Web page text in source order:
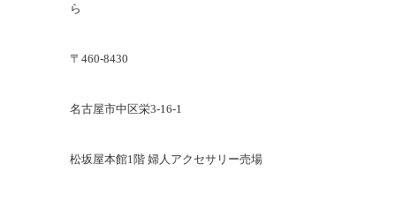
ら
〒 460-8430
名古屋市中区栄3-16-1
松坂屋本館1階 婦人アクセサリー売場